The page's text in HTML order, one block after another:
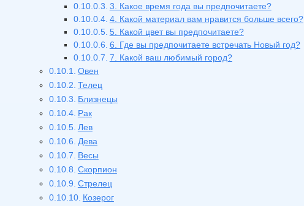
3. Какое время года вы предпочитаете?
4. Какой материал вам нравится больше всего?
5. Какой цвет вы предпочитаете?
6. Где вы предпочитаете встречать Новый год?
7. Какой ваш любимый город?
Овен
Телец
Близнецы
Рак
Лев
Дева
Весы
Скорпион
Стрелец
Козерог